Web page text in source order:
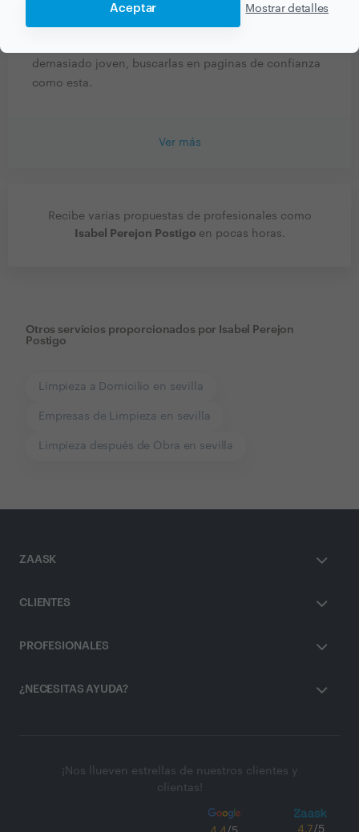
Aceptar Mostrar detalles
demasiado joven, buscarlas en paginas de confianza
como esta.
Ver más
Recibe varias propuestas de profesionales como
Isabel Perejon Postigo en pocas horas.
Otros servicios proporcionados por
Isabel Perejon
Postigo
Limpieza a Domicilio en sevilla
Empresas de Limpieza en sevilla
Limpieza después de Obra en sevilla
ZAASK
CLIENTES
PROFESIONALES
¿NECESITAS AYUDA?
¡Nos llueven estrellas de nuestros clientes y
clientas!
4.7/5